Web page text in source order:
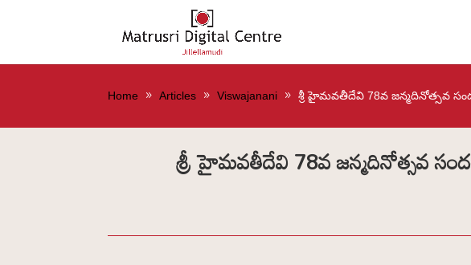
Home Articles Viswajanani శ్రీ హైమవతీదేవి 78వ జన్మదినోత్సవ
శ్రీ హైమవతీదేవి 78వ జన్మదినోత్సవ